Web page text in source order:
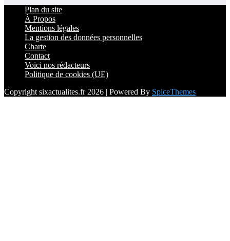
Plan du site
À Propos
Mentions légales
La gestion des données personnelles
Charte
Contact
Voici nos rédacteurs
Politique de cookies (UE)
Copyright sixactualites.fr 2026 | Powered By SpiceThemes